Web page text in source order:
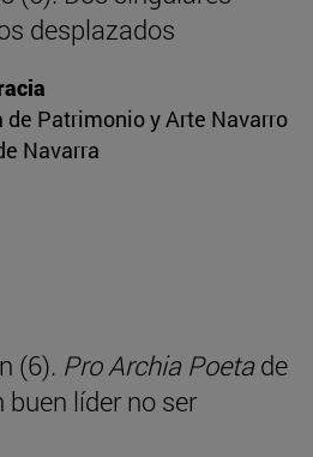
desplazados
de Patrimonio y Arte Navarro
Navarra
(6). Pro Archia Poetade
buen líder no ser